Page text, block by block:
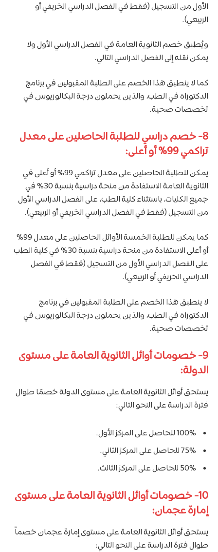
الأول من التسجيل (فقط في الفصل الدراسي الخريفي أو
الربيعي).
ويُطبق خصم الثانوية العامة في الفصل الدراسي الأول ولا
يمكن نقله إلى الفصل الدراسي التالي.
كما لا ينطبق هذا الخصم على الطلبة المقبولين في برنامج
الدكتوراه في الطب، والذين يحملون درجة البكالوريوس في
تخصصات صحية.
8- خصم دراسي للطلبة الحاصلين على معدل
تراكمي 99% أو أعلى:
يمكن للطلبة الحاصلين على معدل تراكمي 99% أو أعلى في
الثانوية العامة الاستفادة من منحة دراسية بنسبة 30% في
جميع الكليات، باستثناء كلية الطب، على الفصل الدراسي الأول
من التسجيل (فقط في الفصل الدراسي الخريفي أو الربيعي).
كما يمكن للطلبة الخمسة الأوائل الحاصلين على معدل 99%
أو أعلى الاستفادة من منحة دراسية بنسبة 30% في كلية الطب
على الفصل الدراسي الأول من التسجيل (فقط في الفصل
الدراسي الخريفي أو الربيعي).
لا ينطبق هذا الخصم على الطلبة المقبولين في برنامج
الدكتوراه في الطب، والذين يحملون درجة البكالوريوس في
تخصصات صحية.
9- خصومات أوائل الثانوية العامة على مستوى
الدولة:
يستحق أوائل الثانوية العامة على مستوى الدولة خصمًا طوال
فترة الدراسة على النحو التالي:
100% للحاصل على المركز الأول.
75% للحاصل على المركز الثاني.
50% للحاصل على المركز الثالث.
10- خصومات أوائل الثانوية العامة على مستوى
إمارة عجمان:
يستحق أوائل الثانوية العامة على مستوى إمارة عجمان خصماً
طوال فترة الدراسة على النحو التالي: